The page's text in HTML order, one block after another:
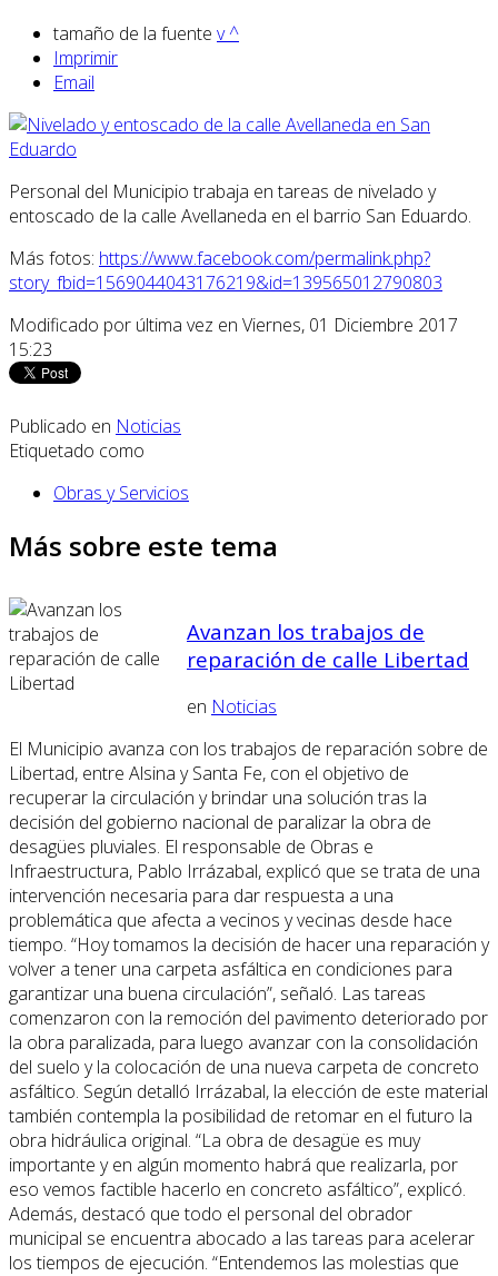
tamaño de la fuente v^
Imprimir
Email
Personal del Municipio trabaja en tareas de nivelado y
entoscado de la calle Avellaneda en el barrio San Eduardo.
Más fotos: https://www.facebook.com/permalink.php?
story_fbid=1569044043176219&id=139565012790803
Modificado por última vez en Viernes, 01 Diciembre 2017
15:23
Publicado en Noticias
Etiquetado como
Obras y Servicios
Más sobre este tema
Avanzan los trabajos de
reparación de calle Libertad
en Noticias
El Municipio avanza con los trabajos de reparación sobre de
Libertad, entre Alsina y Santa Fe, con el objetivo de
recuperar la circulación y brindar una solución tras la
decisión del gobierno nacional de paralizar la obra de
desagües pluviales. El responsable de Obras e
Infraestructura, Pablo Irrázabal, explicó que se trata de una
intervención necesaria para dar respuesta a una
problemática que afecta a vecinos y vecinas desde hace
tiempo. “Hoy tomamos la decisión de hacer una reparación y
volver a tener una carpeta asfáltica en condiciones para
garantizar una buena circulación”, señaló. Las tareas
comenzaron con la remoción del pavimento deteriorado por
la obra paralizada, para luego avanzar con la consolidación
del suelo y la colocación de una nueva carpeta de concreto
asfáltico. Según detalló Irrázabal, la elección de este material
también contempla la posibilidad de retomar en el futuro la
obra hidráulica original. “La obra de desagüe es muy
importante y en algún momento habrá que realizarla, por
eso vemos factible hacerlo en concreto asfáltico”, explicó.
Además, destacó que todo el personal del obrador
municipal se encuentra abocado a las tareas para acelerar
los tiempos de ejecución. “Entendemos las molestias que